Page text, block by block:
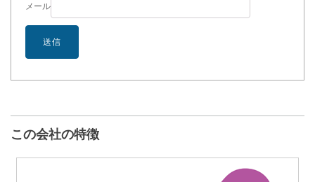
メール
この会社の特徴